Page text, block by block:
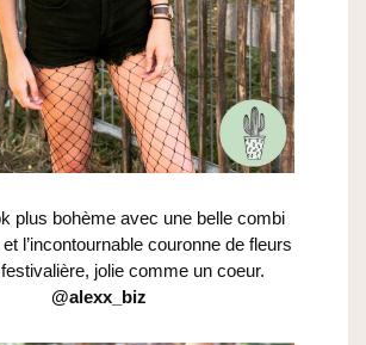
plus bohème avec une belle combi
l’incontournable couronne de fleurs
jolie comme un coeur.
@alexx_biz